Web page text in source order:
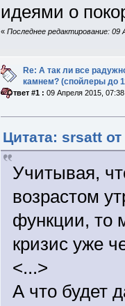
идеями о
« Последнее редактирование: 09
Re: А так ли все
камнем? (спойлеры до
«Ответ #1 : 09 Апреля 2015,
Цитата: srsatt
Учитывая,
возрастом
функции, то
кризис уже
<...>
А что будет